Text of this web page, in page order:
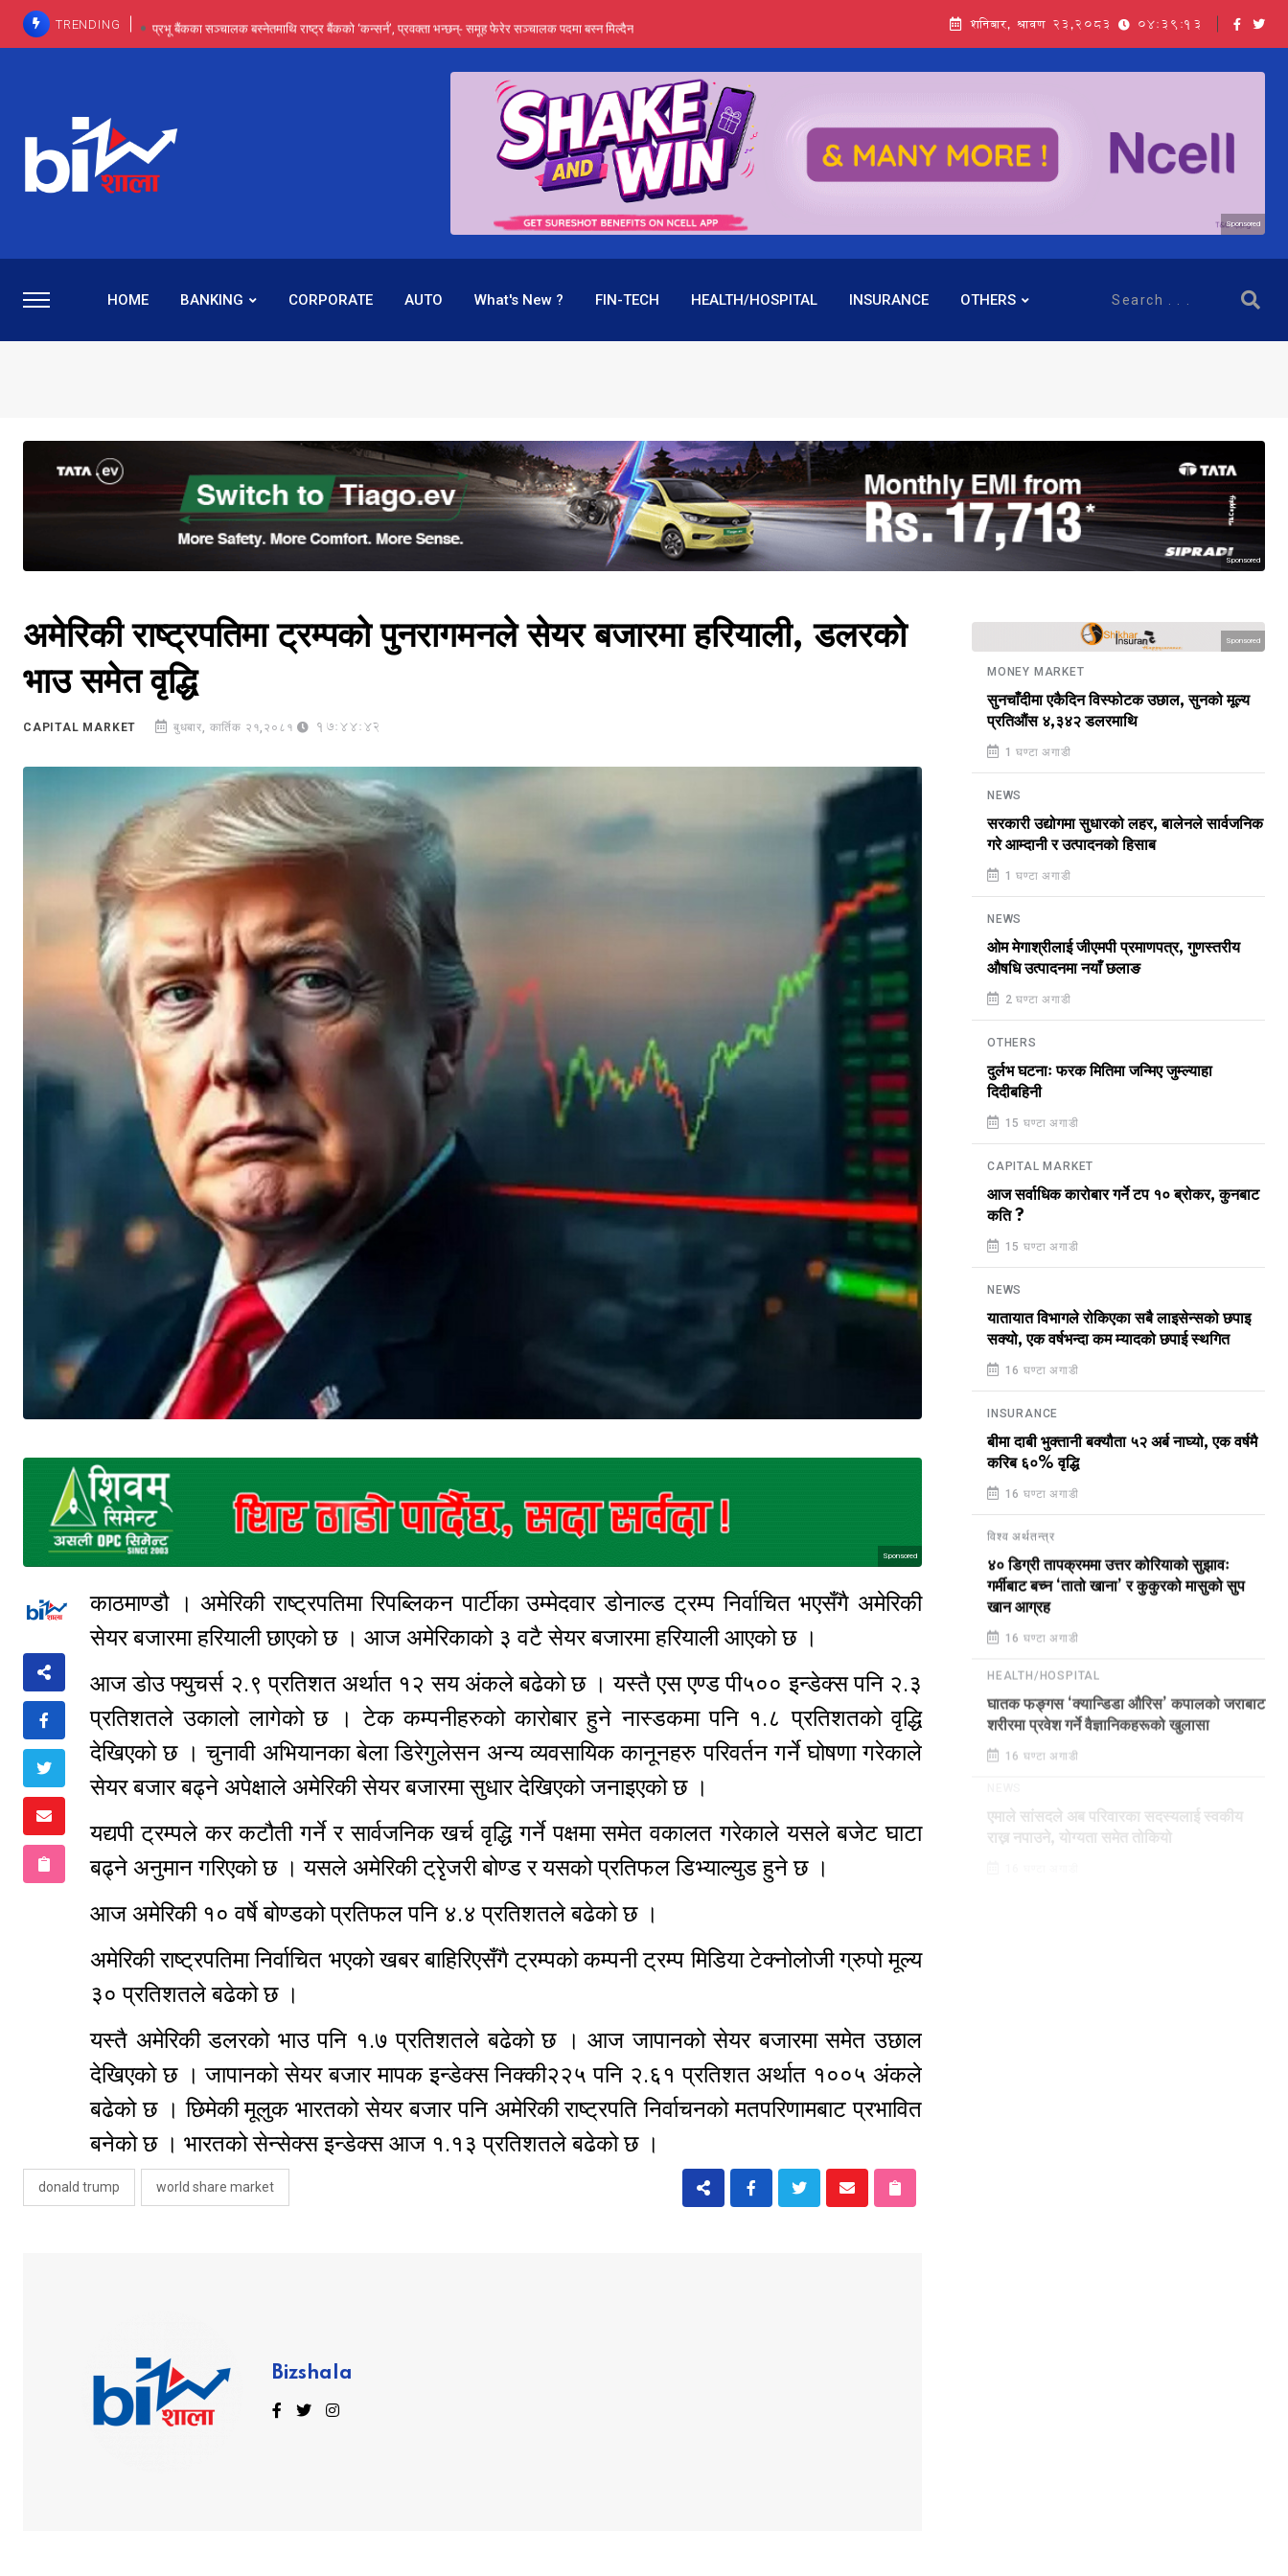
TRENDING प्रभू बैंकका सञ्चालक बस्नेतमाथि राष्ट्र बैंकको ‘कन्सर्न’, प्रवक्ता भन्छन्- समूह फेरेर सञ्चालक पदमा बस्न मिल्दैन
प्रभू बैंकमा सेञ्चुरीबाट आएका कर्मचारीमाथि हदैसम्मको विभेदः एउटै पदमा दुई थरि तलब, वर्षमै ९२ हजार घाटा !
कमाइमा गरिमाको दमदार छलाङ, सेयरधनीलाई २० प्रतिशत लाभांश दिने क्षमता
प्रभु बैंकमा रमिता : सर्वसाधारणबाट छिरेका बस्नेत संस्थापक बनेर निरन्तर, राष्ट्र बैंक किन मौन ?
शनिबार, श्रावण २३,२०८३ 04:39:14
Sponsored
HOME BANKING CORPORATE AUTO What's New ? FIN-TECH HEALTH/HOSPITAL INSURANCE OTHERS
Sponsored
अमेरिकी राष्ट्रपतिमा ट्रम्पको पुनरागमनले सेयर बजारमा हरियाली, डलरको
भाउ समेत वृद्धि
CAPITAL MARKET बुधबार, कार्तिक २१,२०८१ 17:44:42
Sponsored
काठमाण्डौ । अमेरिकी राष्ट्रपतिमा रिपब्लिकन पार्टीका उम्मेदवार डोनाल्ड ट्रम्प निर्वाचित भएसँगै अमेरिकी
सेयर बजारमा हरियाली छाएको छ । आज अमेरिकाको ३ वटै सेयर बजारमा हरियाली आएको छ ।
आज डोउ फ्युचर्स २.९ प्रतिशत अर्थात १२ सय अंकले बढेको छ । यस्तै एस एण्ड पी५०० इन्डेक्स पनि २.३
प्रतिशतले उकालो लागेको छ । टेक कम्पनीहरुको कारोबार हुने नास्डकमा पनि १.८ प्रतिशतको वृद्धि
देखिएको छ । चुनावी अभियानका बेला डिरेगुलेसन अन्य व्यवसायिक कानूनहरु परिवर्तन गर्ने घोषणा गरेकाले
सेयर बजार बढ्ने अपेक्षाले अमेरिकी सेयर बजारमा सुधार देखिएको जनाइएको छ ।
यद्यपी ट्रम्पले कर कटौती गर्ने र सार्वजनिक खर्च वृद्धि गर्ने पक्षमा समेत वकालत गरेकाले यसले बजेट घाटा
बढ्ने अनुमान गरिएको छ । यसले अमेरिकी ट्रेृजरी बोण्ड र यसको प्रतिफल डिभ्याल्युड हुने छ ।
आज अमेरिकी १० वर्षे बोण्डको प्रतिफल पनि ४.४ प्रतिशतले बढेको छ ।
अमेरिकी राष्ट्रपतिमा निर्वाचित भएको खबर बाहिरिएसँगै ट्रम्पको कम्पनी ट्रम्प मिडिया टेक्नोलोजी ग्रुपो मूल्य
३० प्रतिशतले बढेको छ ।
यस्तै अमेरिकी डलरको भाउ पनि १.७ प्रतिशतले बढेको छ । आज जापानको सेयर बजारमा समेत उछाल
देखिएको छ । जापानको सेयर बजार मापक इन्डेक्स निक्की२२५ पनि २.६१ प्रतिशत अर्थात १००५ अंकले
बढेको छ । छिमेकी मूलुक भारतको सेयर बजार पनि अमेरिकी राष्ट्रपति निर्वाचनको मतपरिणामबाट प्रभावित
बनेको छ । भारतको सेन्सेक्स इन्डेक्स आज १.१३ प्रतिशतले बढेको छ ।
donald trump world share market
Bizshala
Sponsored
MONEY MARKET
सुनचाँदीमा एकैदिन विस्फोटक उछाल, सुनको मूल्य
प्रतिऔंस ४,३४२ डलरमाथि
1 घण्टा अगाडी
NEWS
सरकारी उद्योगमा सुधारको लहर, बालेनले सार्वजनिक
गरे आम्दानी र उत्पादनको हिसाब
1 घण्टा अगाडी
NEWS
ओम मेगाश्रीलाई जीएमपी प्रमाणपत्र, गुणस्तरीय
औषधि उत्पादनमा नयाँ छलाङ
2 घण्टा अगाडी
OTHERS
दुर्लभ घटनाः फरक मितिमा जन्मिए जुम्ल्याहा
दिदीबहिनी
15 घण्टा अगाडी
CAPITAL MARKET
आज सर्वाधिक कारोबार गर्ने टप १० ब्रोकर, कुनबाट
कति ?
15 घण्टा अगाडी
NEWS
यातायात विभागले रोकिएका सबै लाइसेन्सको छपाइ
सक्यो, एक वर्षभन्दा कम म्यादको छपाई स्थगित
16 घण्टा अगाडी
INSURANCE
बीमा दाबी भुक्तानी बक्यौता ५२ अर्ब नाघ्यो, एक वर्षमै
करिब ६०% वृद्धि
16 घण्टा अगाडी
विश्व अर्थतन्त्र
४० डिग्री तापक्रममा उत्तर कोरियाको सुझावः
गर्मीबाट बच्न ‘तातो खाना’ र कुकुरको मासुको सुप
खान आग्रह
16 घण्टा अगाडी
HEALTH/HOSPITAL
घातक फङ्गस ‘क्यान्डिडा औरिस’ कपालको जराबाट
शरीरमा प्रवेश गर्ने वैज्ञानिकहरूको खुलासा
16 घण्टा अगाडी
NEWS
एमाले सांसदले अब परिवारका सदस्यलाई स्वकीय